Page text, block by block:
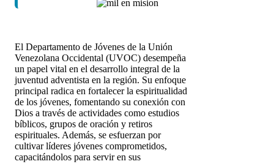
El Departamento de Jóvenes de la Unión
Venezolana Occidental (UVOC) desempeña
un papel vital en el desarrollo integral de la
juventud adventista en la región. Su enfoque
principal radica en fortalecer la espiritualidad
de los jóvenes, fomentando su conexión con
Dios a través de actividades como estudios
bíblicos, grupos de oración y retiros
espirituales. Además, se esfuerzan por
cultivar líderes jóvenes comprometidos,
capacitándolos para servir en sus